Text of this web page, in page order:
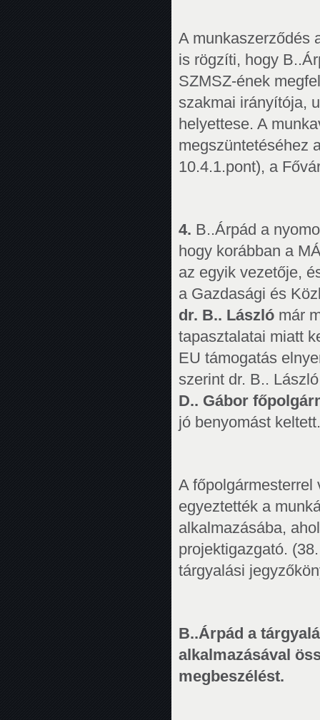
A munkaszerződés
is rögzíti, hogy
SZMSZ-ének
szakmai irányítója,
helyettese. A
megszüntetéséhez
10.4.1.pont), a
4. B..Árpád a
hogy korábban a
az egyik vezetője,
a Gazdasági és
dr. B.. László már
tapasztalatai miatt
EU támogatás
szerint dr. B..
D.. Gábor
jó benyomást keltett.
A főpolgármesterrel
egyeztették a
alkalmazásába,
projektigazgató.
tárgyalási
B..Árpád a
alkalmazásával
megbeszélést.